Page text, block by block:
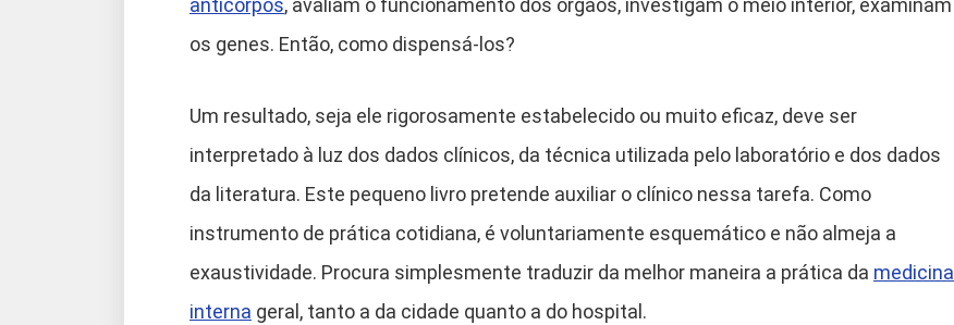
anticorpos, avaliam o funcionamento dos órgãos, investigam o meio interior, examinam
os genes. Então, como dispensá-los?
Um resultado, seja ele rigorosamente estabelecido ou muito eficaz, deve ser
interpretado à luz dos dados clínicos, da técnica utilizada pelo laboratório e dos dados
da literatura. Este pequeno livro pretende auxiliar o clínico nessa tarefa. Como
instrumento de prática cotidiana, é voluntariamente esquemático e não almeja a
exaustividade. Procura simplesmente traduzir da melhor maneira a prática da medicina
interna geral, tanto a da cidade quanto a do hospital.